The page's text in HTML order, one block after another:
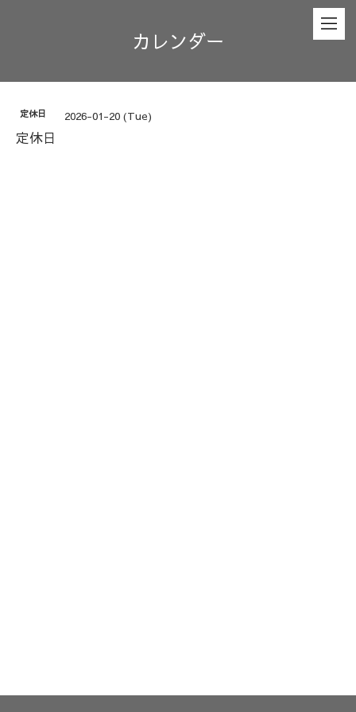
カレンダー
定休日 2026-01-20 (Tue)
定休日